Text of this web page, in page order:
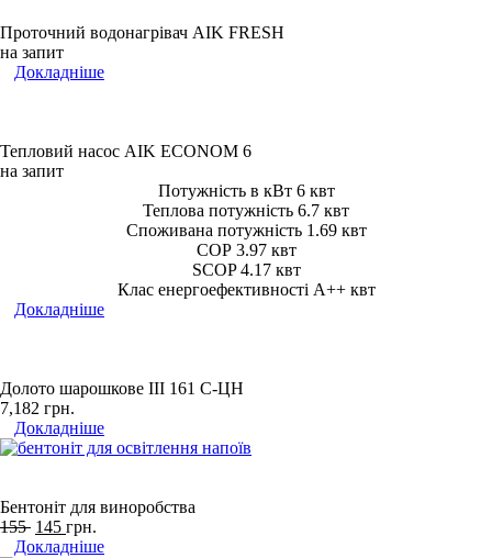
Проточний водонагрівач AIK FRESH
на запит
Докладніше
Тепловий насос AIK ECONOM 6
на запит
Потужність в кВт 6 квт
Теплова потужність 6.7 квт
Споживана потужність 1.69 квт
СОР 3.97 квт
SCOP 4.17 квт
Клас енергоефективності A++ квт
Докладніше
Долото шарошкове ІІІ 161 С-ЦН
7,182 грн.
Докладніше
Бентоніт для виноробства
155 145 грн.
Докладніше